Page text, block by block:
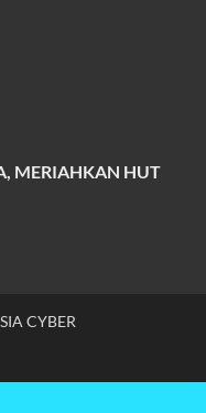
MERIAHKAN HUT
CYBER